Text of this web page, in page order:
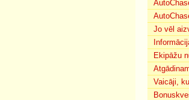
Jo vēl
Ekipāžu
Vaicāji,